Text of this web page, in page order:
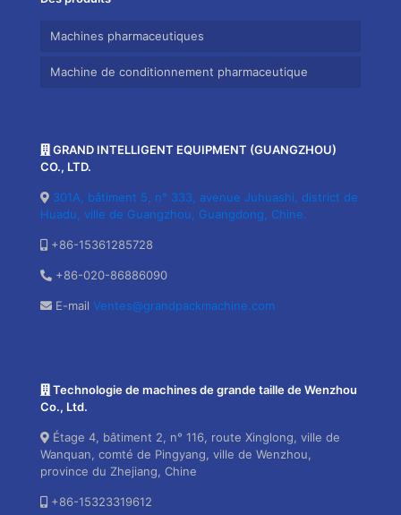
Machines pharmaceutiques
Machine de conditionnement pharmaceutique
GRAND INTELLIGENT EQUIPMENT (GUANGZHOU)
CO., LTD.
301A, bâtiment 5, n° 333, avenue Juhuashi, district de
Huadu, ville de Guangzhou, Guangdong, Chine.
+86-15361285728
+86-020-86886090
E-mail Ventes@grandpackmachine.com
Technologie de machines de grande taille de Wenzhou
Co., Ltd.
Étage 4, bâtiment 2, n° 116, route Xinglong, ville de
Wanquan, comté de Pingyang, ville de Wenzhou,
province du Zhejiang, Chine
+86-15323319612